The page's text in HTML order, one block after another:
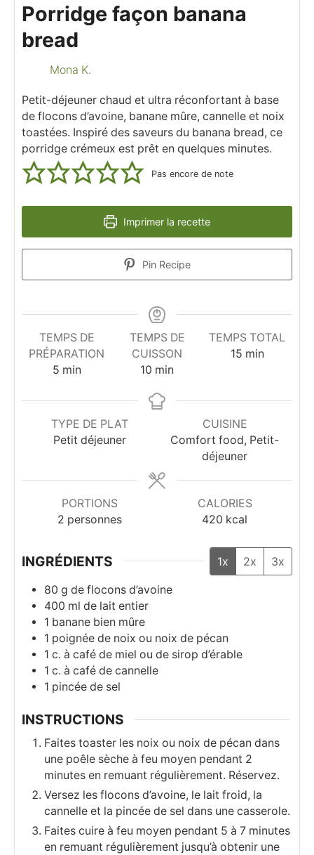
Porridge façon banana
bread
Mona K.
Petit-déjeuner chaud et ultra réconfortant à base
de flocons d’avoine, banane mûre, cannelle et noix
toastées. Inspiré des saveurs du banana bread, ce
porridge crémeux est prêt en quelques minutes.
Pas encore de note
Imprimer la recette
Pin Recipe
TEMPS DE
PRÉPARATION
5minutes
min
TEMPS DE
CUISSON
10 minutes
min
TEMPS TOTAL
15minutes
min
TYPE DE PLAT
Petit déjeuner
CUISINE
Comfort food, Petit-
déjeuner
PORTIONS
2 personnes
CALORIES
420 kcal
INGRÉDIENTS 1x 2x 3x
80 g de flocons d’avoine
400 ml de lait entier
1 banane bien mûre
1 poignée de noix ou noix de pécan
1 c. à café de miel ou de sirop d’érable
1 c. à café de cannelle
1 pincée de sel
INSTRUCTIONS
Faites toaster les noix ou noix de pécan dans
une poêle sèche à feu moyen pendant 2
minutes en remuant régulièrement. Réservez.
Versez les flocons d’avoine, le lait froid, la
cannelle et la pincée de sel dans une casserole.
Faites cuire à feu moyen pendant 5 à 7 minutes
en remuant régulièrement jusqu’à obtenir une